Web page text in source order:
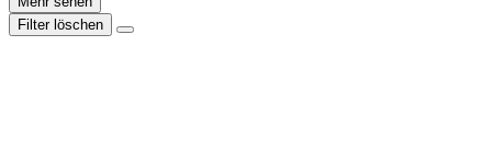
Filter löschen